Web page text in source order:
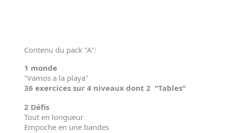
Contenu du pack "A":
1 monde
"Vamos a la playa"
36 exercices sur 4 niveaux dont 2 "Tables"
2 Défis
Tout en longueur
Empoche en une bandes